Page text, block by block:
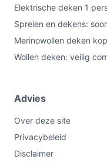
Elektrische deken 1
Spreien en dekens:
Merinowollen deken
Wollen deken: veilig
Advies
Over deze site
Privacybeleid
Disclaimer